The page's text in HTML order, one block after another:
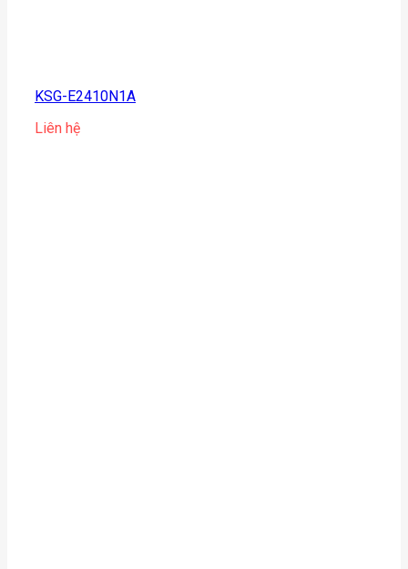
KSG-E2410N1A
Liên hệ